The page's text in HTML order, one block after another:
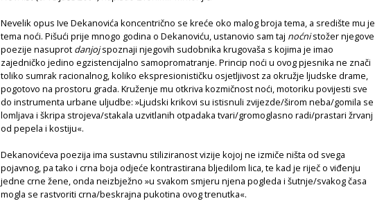
Nevelik opus Ive Dekanovića koncentrično se kreće oko malog broja tema, a središte mu je
tema noći. Pišući prije mnogo godina o Dekanoviću, ustanovio sam taj noćnistožer njegove
poezije nasuprot danjoj spoznaji njegovih sudobnika krugovaša s kojima je imao
zajedničko jedino egzistencijalno samopromatranje. Princip noći u ovog pjesnika ne znači
toliko sumrak racionalnog, koliko ekspresionističku osjetljivost za okružje ljudske drame,
pogotovo na prostoru grada. Kruženje mu otkriva kozmičnost noći, motoriku povijesti sve
do instrumenta urbane uljudbe: »Ljudski krikovi su istisnuli zvijezde/širom neba/gomila se
lomljava i škripa strojeva/stakala uzvitlanih otpadaka tvari/gromoglasno radi/prastari žrvanj
od pepela i kostiju«.
Dekanovićeva poezija ima sustavnu stiliziranost vizije kojoj ne izmiče ništa od svega
pojavnog, pa tako i crna boja odjeće kontrastirana bljedilom lica, te kad je riječ o viđenju
jedne crne žene, onda neizbježno »u svakom smjeru njena pogleda i šutnje/svakog časa
mogla se rastvoriti crna/beskrajna pukotina ovog trenutka«.